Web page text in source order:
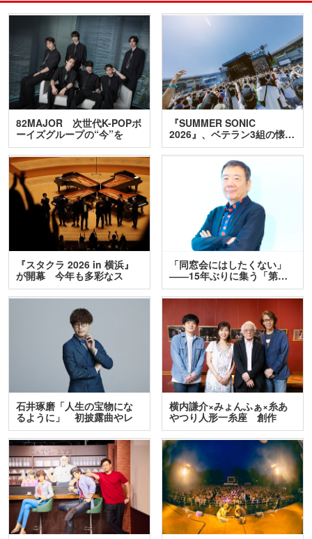
82MAJOR 次世代K-POPボ
ーイズグループの“今”を
訊…
『SUMMER SONIC
2026』、ベテラン3組の懐…
『スタクラ 2026 in 横浜』
が開幕 今年も多彩なス
テ…
「同窓会にはしたくない」
――15年ぶりに集う「第…
石井琢磨「人生の宝物にな
るように」 初披露曲やレ
ア…
横内謙介×みょんふぁ×糸あ
やつり人形一糸座 創作
人…